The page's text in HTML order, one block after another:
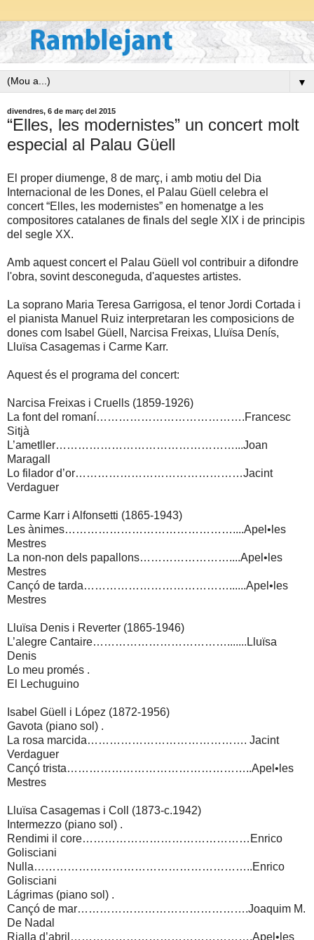
▼
divendres, 6 de març del 2015
“Elles, les modernistes” un concert molt
especial al Palau Güell
El proper diumenge, 8 de març, i amb motiu del Dia
Internacional de les Dones, el Palau Güell celebra el
concert “Elles, les modernistes” en homenatge a les
compositores catalanes de finals del segle XIX i de principis
del segle XX.
Amb aquest concert el Palau Güell vol contribuir a difondre
l'obra, sovint desconeguda, d'aquestes artistes.
La soprano Maria Teresa Garrigosa, el tenor Jordi Cortada i
el pianista Manuel Ruiz interpretaran les composicions de
dones com Isabel Güell, Narcisa Freixas, Lluïsa Denís,
Lluïsa Casagemas i Carme Karr.
Aquest és el programa del concert:
Narcisa Freixas i Cruells (1859-1926)
La font del romaní………………………………….Francesc
Sitjà
L’ametller…………………………………………...Joan
Maragall
Lo filador d’or………………………………………Jacint
Verdaguer
Carme Karr i Alfonsetti (1865-1943)
Les ànimes………………………………………....Apel•les
Mestres
La non-non dels papallons……………………....Apel•les
Mestres
Cançó de tarda…………………………………......Apel•les
Mestres
Lluïsa Denis i Reverter (1865-1946)
L’alegre Cantaire……………………………….......Lluïsa
Denis
Lo meu promés .
El Lechuguino
Isabel Güell i López (1872-1956)
Gavota (piano sol) .
La rosa marcida……………………………………. Jacint
Verdaguer
Cançó trista…………………………………………..Apel•les
Mestres
Lluïsa Casagemas i Coll (1873-c.1942)
Intermezzo (piano sol) .
Rendimi il core………………………………………Enrico
Golisciani
Nulla…………………………………………………..Enrico
Golisciani
Lágrimas (piano sol) .
Cançó de mar……………………………………….Joaquim M.
De Nadal
Rialla d’abril………………………………………….Apel•les